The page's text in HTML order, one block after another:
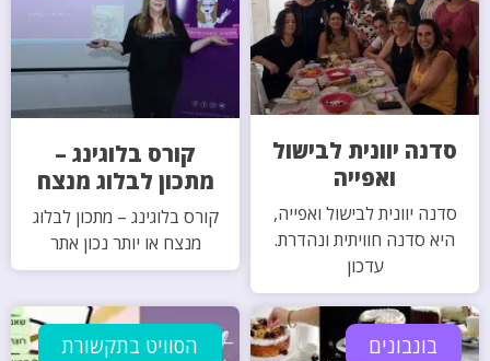
סדנה יוונית לבישול
ואפייה
סדנה יוונית לבישול ואפייה,
היא סדנה חוויתית ונהדרת.
עדכון
קורס בלוגינג –
מתכון לבלוג מנצח
קורס בלוגינג – מתכון לבלוג
מנצח או יותר נכון אתר
בונבונים הסוויט בתקשורת